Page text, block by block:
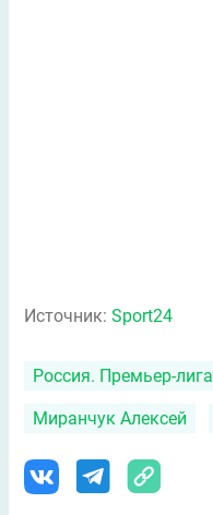
Источник: Sport24
Россия. Премьер-лига
Миранчук Алексей